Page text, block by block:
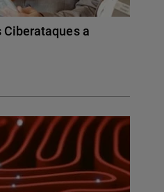
Ciberataques a